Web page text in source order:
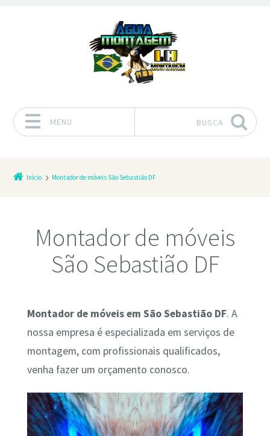
MENU BUSCA
Início Montador de móveis São Sebastião DF
Montador de móveis
São Sebastião DF
Montador de móveis em São Sebastião DF. A
nossa empresa é especializada em serviços de
montagem, com profissionais qualificados,
venha fazer um orçamento conosco.